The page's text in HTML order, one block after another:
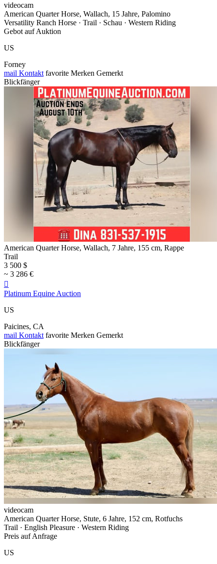
videocam
American Quarter Horse, Wallach, 15 Jahre, Palomino
Versatility Ranch Horse · Trail · Schau · Western Riding
Gebot auf Auktion
US
Forney
mail Kontakt favorite Merken Gemerkt
Blickfänger
American Quarter Horse, Wallach, 7 Jahre, 155 cm, Rappe
Trail
3 500 $
~ 3 286 €

Platinum Equine Auction
US
Paicines, CA
mail Kontakt favorite Merken Gemerkt
Blickfänger
videocam
American Quarter Horse, Stute, 6 Jahre, 152 cm, Rotfuchs
Trail · English Pleasure · Western Riding
Preis auf Anfrage
US